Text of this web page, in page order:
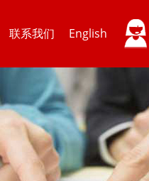
联系我们 English
装修垃圾处理设备...